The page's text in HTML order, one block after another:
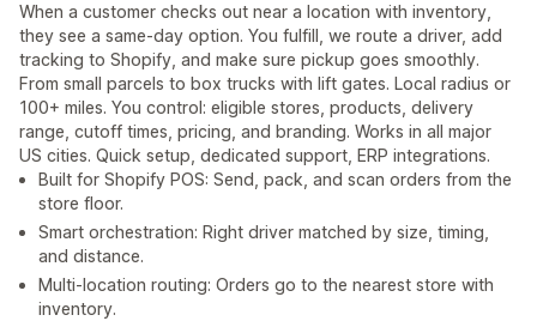
When a customer checks out near a location with inventory,
they see a same-day option. You fulfill, we route a driver, add
tracking to Shopify, and make sure pickup goes smoothly.
From small parcels to box trucks with lift gates. Local radius or
100+ miles. You control: eligible stores, products, delivery
range, cutoff times, pricing, and branding. Works in all major
US cities. Quick setup, dedicated support, ERP integrations.
Built for Shopify POS: Send, pack, and scan orders from the
store floor.
Smart orchestration: Right driver matched by size, timing,
and distance.
Multi-location routing: Orders go to the nearest store with
inventory.